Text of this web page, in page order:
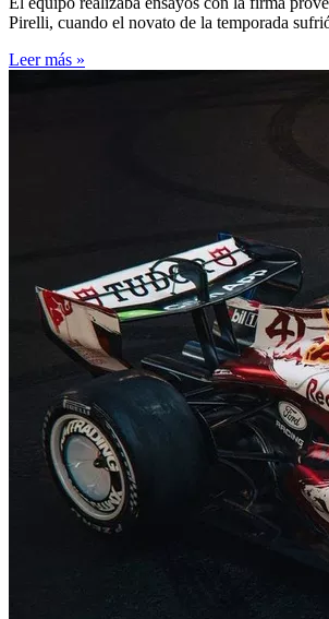
Pirelli, cuando el novato de la temporada
Leer más »